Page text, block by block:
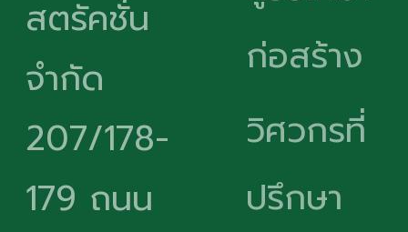
สตรัคชั่น
จำกัด
207/178-
179 ถนน
ก่อสร้าง
วิศวกรที่
ปรึกษา